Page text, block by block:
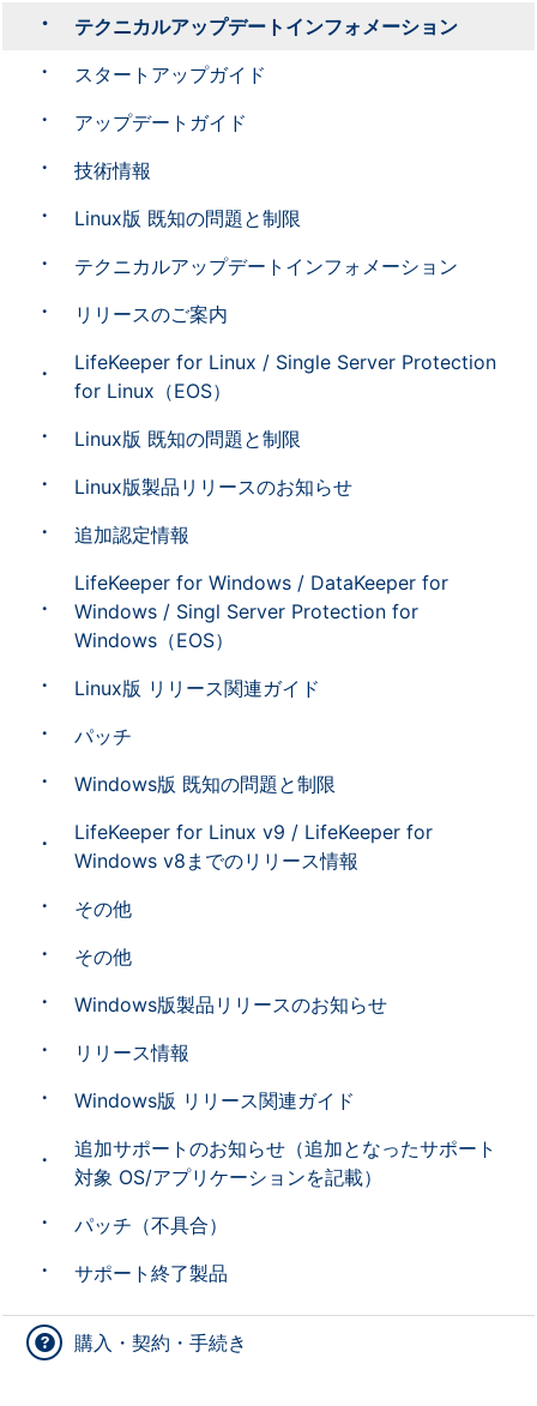
テクニカルアップデートインフォメーション
スタートアップガイド
アップデートガイド
技術情報
Linux版 既知の問題と制限
テクニカルアップデートインフォメーション
リリースのご案内
LifeKeeper for Linux / Single Server Protection
for Linux（EOS）
Linux版 既知の問題と制限
Linux版製品リリースのお知らせ
追加認定情報
LifeKeeper for Windows / DataKeeper for
Windows / Singl Server Protection for
Windows（EOS）
Linux版 リリース関連ガイド
パッチ
Windows版 既知の問題と制限
LifeKeeper for Linux v9 / LifeKeeper for
Windows v8までのリリース情報
その他
その他
Windows版製品リリースのお知らせ
リリース情報
Windows版 リリース関連ガイド
追加サポートのお知らせ（追加となったサポート
対象 OS/アプリケーションを記載）
パッチ（不具合）
サポート終了製品
購入・契約・手続き